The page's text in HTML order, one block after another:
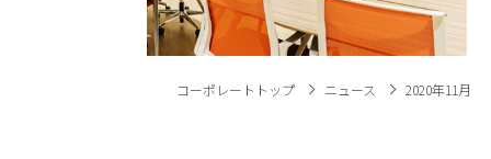
コーポレートトップ ニュース 2020年11月